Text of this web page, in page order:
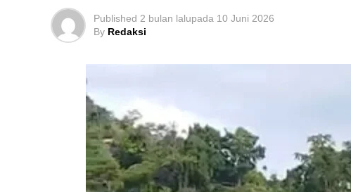
Published 2 bulan lalupada 10 Juni 2026
By Redaksi